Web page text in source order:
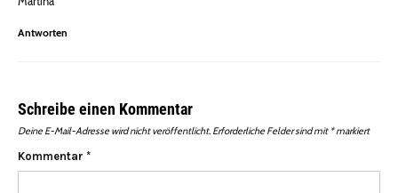
Antworten
Schreibe einen Kommentar
Deine E-Mail-Adresse wird nicht veröffentlicht. Erforderliche Felder sind mit *markiert
Kommentar *